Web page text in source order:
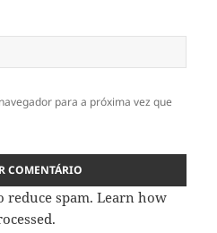
para a próxima vez que
reduce spam.Learn how
.